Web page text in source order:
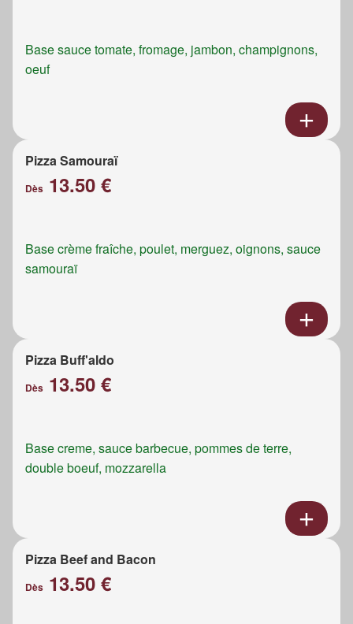
Base sauce tomate, fromage, jambon, champignons,
oeuf
Pizza Samouraï
Dès 13.50 €
Base crème fraîche, poulet, merguez, oignons, sauce
samouraï
Pizza Buff'aldo
Dès 13.50 €
Base creme, sauce barbecue, pommes de terre,
double boeuf, mozzarella
Pizza Beef and Bacon
Dès 13.50 €